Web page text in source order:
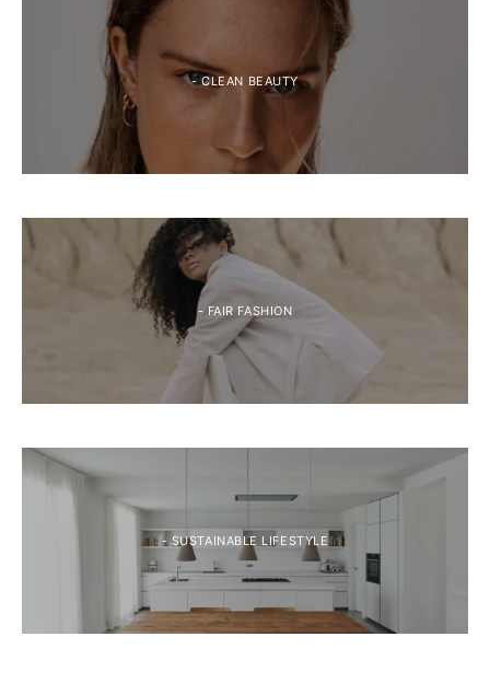
- CLEAN BEAUTY
- FAIR FASHION
- SUSTAINABLE LIFESTYLE